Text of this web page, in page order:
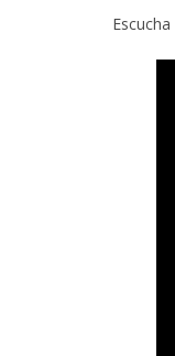
Escucha